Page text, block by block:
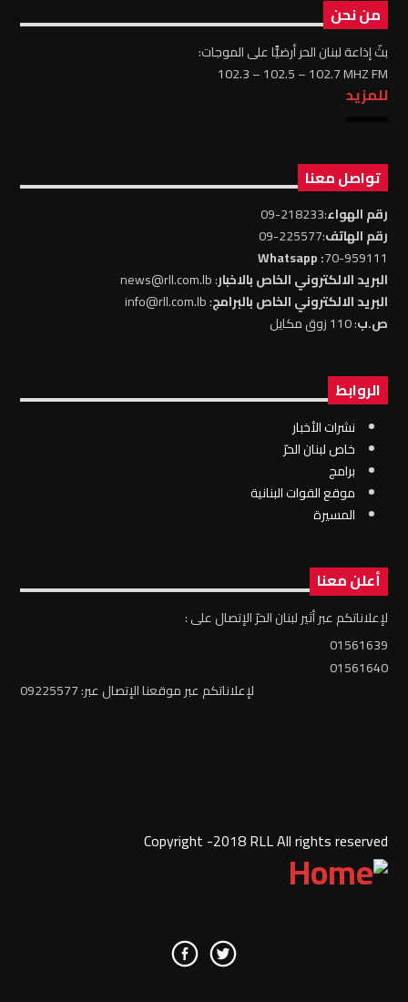
من نحن
بثّ إذاعة لبنان الحر أرضيًّا على الموجات:
102.3 – 102.5 – 102.7 MHZ FM
للمزيد
تواصل معنا
رقم الهواء:218233-09
رقم الهاتف:225577-09
70-959111
: Whatsapp
البريد الالكتروني الخاص بالاخبار: news@rll.com.lb
البريد الالكتروني الخاص بالبرامج: info@rll.com.lb
ص.ب: 110 زوق مكايل
الروابط
نشرات الأخبار
خاص لبنان الحرّ
برامج
موقع القوات البنانية
المسيرة
أعلن معنا
لإعلاناتكم عبر أثير لبنان الحرّ الإتصال على :
01561639
01561640
لإعلاناتكم عبر موقعنا الإتصال عبر: 09225577
Copyright -2018 RLL All rights reserved